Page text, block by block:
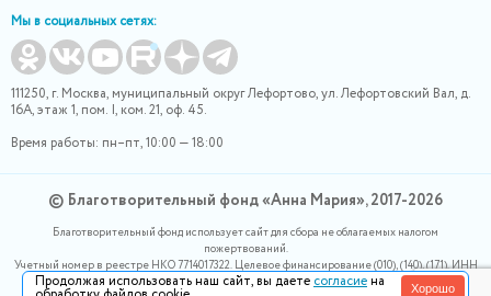
Мы в социальных сетях:
111250, г. Москва, муниципальный округ Лефортово, ул. Лефортовский Вал, д.
16А, этаж 1, пом. I, ком. 21, оф. 45.
Время работы: пн–пт, 10:00 — 18:00
© Благотворительный фонд «Анна Мария», 2017-2026
Благотворительный фонд использует сайт для сбора не облагаемых налогом
пожертвований.
Учетный номер в реестре НКО 7714017322. Целевое финансирование (010), (140), (171). ИНН
0400007265, ОГРН 1180400000220. Номер в реестре Роскомнадзора 77-24-166339
Продолжая использовать наш сайт, вы даете согласиена Хорошо